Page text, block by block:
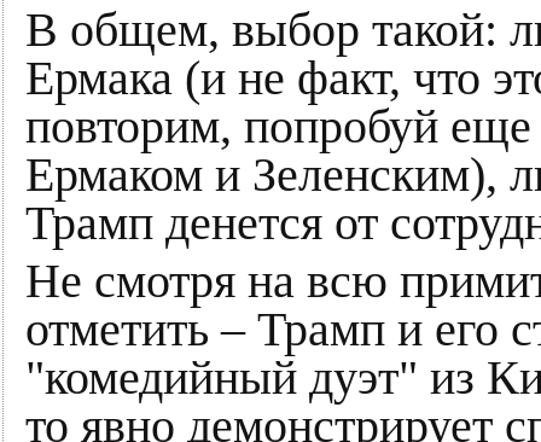
В общем, выбор такой:
Ермака (и не факт, что
повторим, попробуй
Ермаком и Зеленским),
Трамп денется от
Не смотря на всю
отметить – Трамп и его
"комедийный дуэт" из
то явно демонстрирует